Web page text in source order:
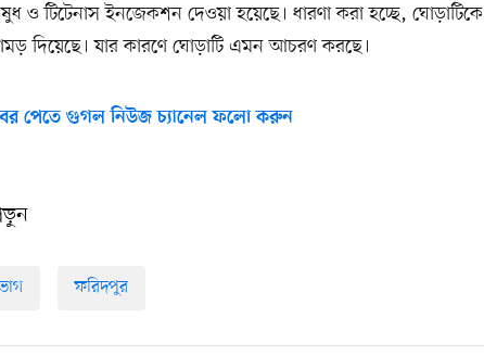
ও টিটেনাস ইনজেকশন দেওয়া হয়েছে। ধারণা করা হচ্ছে, ঘোড়াটিকে
দিয়েছে। যার কারণে ঘোড়াটি এমন আচরণ করছে।
পেতে গুগল নিউজ চ্যানেল ফলো করুন
ফরিদপুর